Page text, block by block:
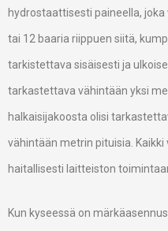
hydrostaattisesti paineella,
tai 12 baaria riippuen siitä,
tarkistettava sisäisesti ja
tarkastettava vähintään yksi
halkaisijakoosta olisi
vähintään metrin pituisia.
haitallisesti laitteiston
Kun kyseessä on